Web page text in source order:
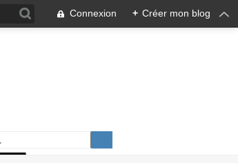
Connexion + Créer mon blog